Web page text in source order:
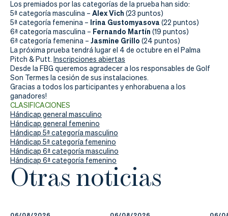
Tienda
Los premiados por las categorías de la prueba han sido:
5ª categoría masculina – Alex Vich (23 puntos)
5ª categoría femenina – Irina Gustomyasova (22 puntos)
6ª categoría masculina – Fernando Martín (19 puntos)
6ª categoría femenina – Jasmine Grillo (24 puntos)
La próxima prueba tendrá lugar el 4 de octubre en el Palma
Pitch & Putt. Inscripciones abiertas
Desde la FBG queremos agradecer a los responsables de Golf
Son Termes la cesión de sus instalaciones.
Gracias a todos los participantes y enhorabuena a los
ganadores!
CLASIFICACIONES
Hándicap general masculino
Hándicap general femenino
Hándicap 5ª categoría masculino
Hándicap 5ª categoría femenino
Hándicap 6ª categoría masculino
Hándicap 6ª categoría femenino
Otras noticias